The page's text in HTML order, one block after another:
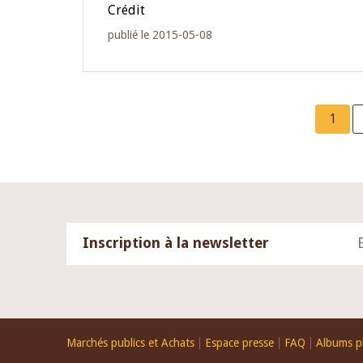
Crédit
publié le 2015-05-08
page
1
Inscription à la newsletter
Footer
menu
Marchés publics et Achats Espace presse FAQ Albums